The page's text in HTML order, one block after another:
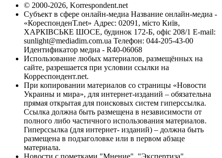
© 2000-2026, Korrespondent.net
Субъект в сфере онлайн-медиа Название онлайн-медиа -
«КореспонденТ.net» Адрес: 02091, місто Київ,
ХАРКІВСЬКЕ ШОСЕ, будинок 172-Б, офіс 208/1 E-mail:
sunlight@mediadim.com.ua Телефон: 044-205-43-00
Идентификатор медиа - R40-06068
Использование любых материалов, размещённых на
сайте, разрешается при условии ссылки на
Корреспондент.net.
При копировании материалов со страницы «Новости
Украины и мира», для интернет-изданий – обязательна
прямая открытая для поисковых систем гиперссылка.
Ссылка должна быть размещена в независимости от
полного либо частичного использования материалов.
Гиперссылка (для интернет- изданий) – должна быть
размещена в подзаголовке или в первом абзаце
материала.
Новости с пометками "Мнение", "Экспертиза",